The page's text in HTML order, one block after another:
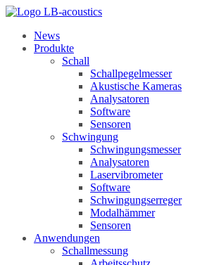
News
Produkte
Schall
Schallpegelmesser
Akustische Kameras
Analysatoren
Software
Sensoren
Schwingung
Schwingungsmesser
Analysatoren
Laservibrometer
Software
Schwingungserreger
Modalhämmer
Sensoren
Anwendungen
Schallmessung